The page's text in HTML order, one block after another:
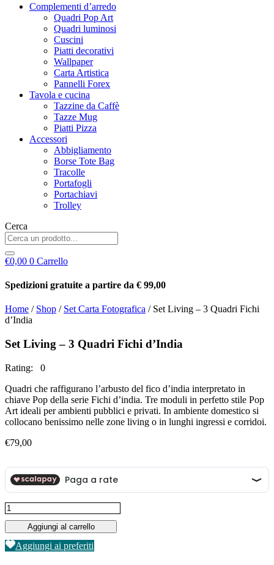
Complementi d’arredo
Quadri Pop Art
Quadri luminosi
Cuscini
Piatti decorativi
Wallpaper
Carta Artistica
Pannelli Forex
Tavola e cucina
Tazzine da Caffè
Tazze Mug
Piatti Pizza
Accessori
Abbigliamento
Borse Tote Bag
Tracolle
Portafogli
Portachiavi
Trolley
Cerca
€0,00 0 Carrello
Spedizioni gratuite a partire da € 99,00
Home / Shop / Set Carta Fotografica / Set Living – 3 Quadri Fichi
d’India
Set Living – 3 Quadri Fichi d’India
Rating: 0
Quadri che raffigurano l’arbusto del fico d’india interpretato in
chiave Pop della serie Fichi d’india. Tre moduli in perfetto stile Pop
Art ideali per ambienti pubblici e privati. In ambiente domestico si
collocano benissimo nelle zone living o in lunghi ingressi e corridoi.
€79,00
Set
Living
-
3
Quadri
Aggiungi al carrello
Aggiungi ai preferiti